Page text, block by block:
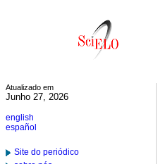
Atualizado em
Junho 27, 2026
english
español
Site do periódico